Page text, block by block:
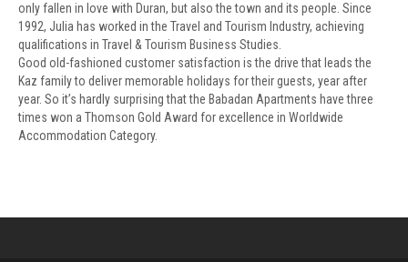
only fallen in love with Duran, but also the town and its people. Since
1992, Julia has worked in the Travel and Tourism Industry, achieving
qualifications in Travel & Tourism Business Studies.
Good old-fashioned customer satisfaction is the drive that leads the
Kaz family to deliver memorable holidays for their guests, year after
year. So it’s hardly surprising that the Babadan Apartments have three
times won a Thomson Gold Award for excellence in Worldwide
Accommodation Category.